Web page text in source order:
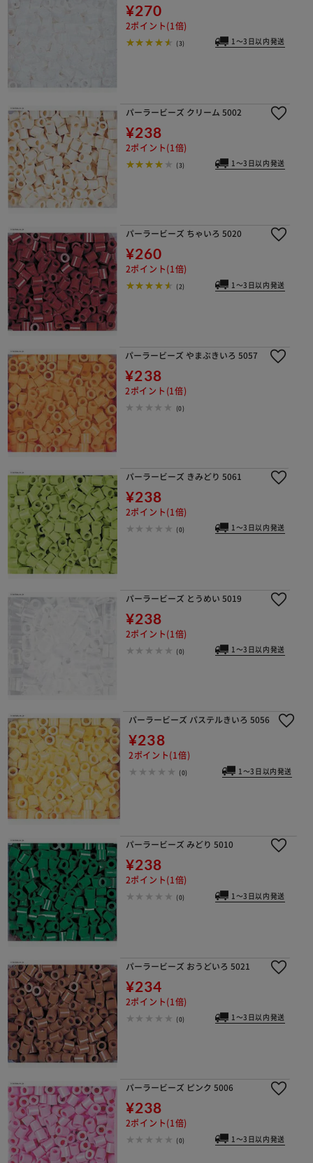
¥270
2ポイント(1倍)
(3) 1～3日以内発送
パーラービーズ クリーム 5002
¥238
2ポイント(1倍)
(3) 1～3日以内発送
パーラービーズ ちゃいろ 5020
¥260
2ポイント(1倍)
(2) 1～3日以内発送
パーラービーズ やまぶきいろ 5057
¥238
2ポイント(1倍)
(0)
パーラービーズ きみどり 5061
¥238
2ポイント(1倍)
(0) 1～3日以内発送
パーラービーズ とうめい 5019
¥238
2ポイント(1倍)
(0) 1～3日以内発送
パーラービーズ パステルきいろ 5056
¥238
2ポイント(1倍)
(0) 1～3日以内発送
パーラービーズ みどり 5010
¥238
2ポイント(1倍)
(0) 1～3日以内発送
パーラービーズ おうどいろ 5021
¥234
2ポイント(1倍)
(0) 1～3日以内発送
パーラービーズ ピンク 5006
¥238
2ポイント(1倍)
(0) 1～3日以内発送